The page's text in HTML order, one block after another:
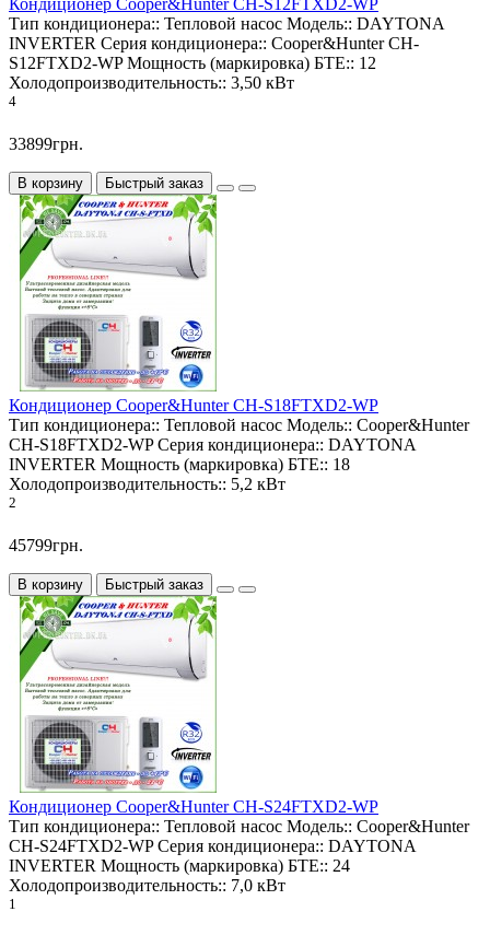
Тип кондиционера:: Тепловой насос Модель:: DAYTONA
INVERTER Серия кондиционера:: Cooper&Hunter CH-
S12FTXD2-WP Мощность (маркировка) БТЕ:: 12
Холодопроизводительность:: 3,50 кВт
4
33899грн.
В корзину Быстрый заказ
Кондиционер Cooper&Hunter CH-S18FTXD2-WP
Тип кондиционера:: Тепловой насос Модель:: Cooper&Hunter
CH-S18FTXD2-WP Серия кондиционера:: DAYTONA
INVERTER Мощность (маркировка) БТЕ:: 18
Холодопроизводительность:: 5,2 кВт
2
45799грн.
В корзину Быстрый заказ
Кондиционер Cooper&Hunter CH-S24FTXD2-WP
Тип кондиционера:: Тепловой насос Модель:: Cooper&Hunter
CH-S24FTXD2-WP Серия кондиционера:: DAYTONA
INVERTER Мощность (маркировка) БТЕ:: 24
Холодопроизводительность:: 7,0 кВт
1